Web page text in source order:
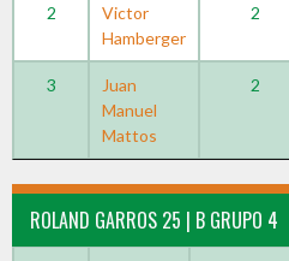
2
Victor
Hamberger
2
3
Juan
Manuel
Mattos
2
ROLAND GARROS 25 | B GRUPO 4